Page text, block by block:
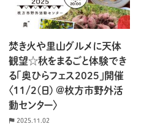
焚き火や里山グルメに天体
観望☆秋をまるごと体験でき
る「奥ひらフェス2025」開催
〈11/2(日) @枚方市野外活
動センター〉
2025.11.02